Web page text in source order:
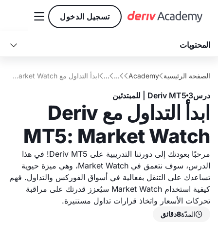
تسجيل الدخول 
الصفحة الرئيسية 
Academy


...

...
 ابدأ التداول مع Deriv MT5: Market Watch
درس3 Deriv MT5 | للمبتدئين
ابدأ التداول مع Deriv
MT5: Market Watch
مرحبًا بعودتك إلى دورتنا التدريبية على Deriv MT5! في هذا
الدرس، سوف نتعمق في Market Watch، وهي ميزة حيوية
تساعدك على التنقل بفعالية في أسواق الفوركس والتداول. فهم
كيفية استخدام Market Watch سيُعزز قدرتك على مراقبة
تحركات الأسعار واتخاذ قرارات تداول مستنيرة.
المدّة8دقائق
المحتويات 
ما هو Market Watch؟
الوظائف الرئيسية لـ Market Watch
الخاتمة